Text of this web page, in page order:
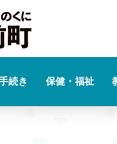
続き 保健・福祉